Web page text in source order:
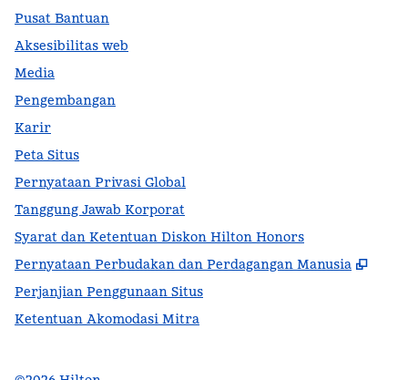
Pusat Bantuan
Aksesibilitas web
Media
Pengembangan
Karir
Peta Situs
Pernyataan Privasi Global
Tanggung Jawab Korporat
Syarat dan Ketentuan Diskon Hilton Honors
Pernyataan Perbudakan dan Perdagangan Manusia
,
Perjanjian Penggunaan Situs
Ketentuan Akomodasi Mitra